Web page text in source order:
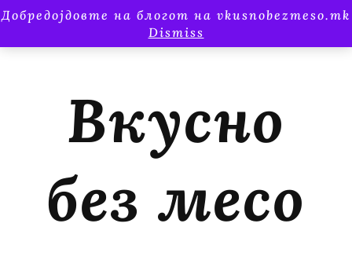
Добредојдовте на блогот на vkusnobezmeso.mk
Dismiss
Вкусно
без месо